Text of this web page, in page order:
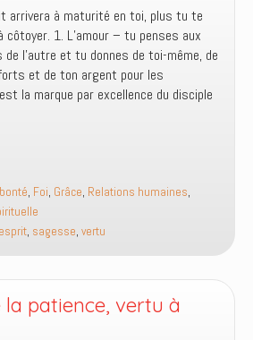
arrivera à maturité en toi, plus tu te
1. L’amour – tu penses aux
l’autre et tu donnes de toi-même, de
et de ton argent pour les
la marque par excellence du disciple
bonté, Foi, Grâce, Relations humaines,
esprit, sagesse, vertu
la patience, vertu à